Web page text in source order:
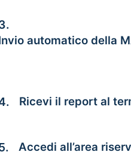
automatico della
Ricevi il report al
Accedi all’area